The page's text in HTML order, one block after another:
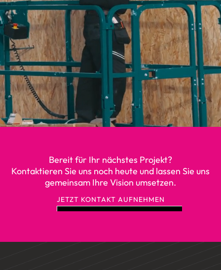
Bereit für Ihr nächstes Projekt?
Kontaktieren Sie uns noch heute und lassen Sie uns
gemeinsam Ihre Vision umsetzen.
JETZT KONTAKT AUFNEHMEN